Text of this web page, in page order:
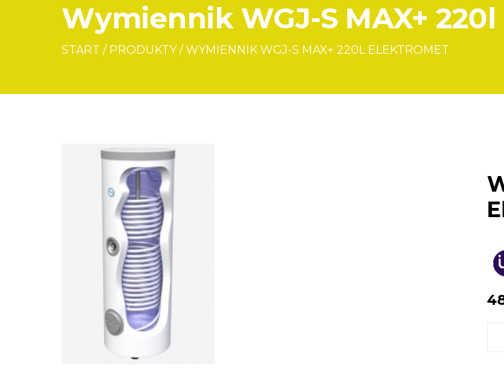
Wymiennik WGJ-S MAX+
START / PRODUKTY / WYMIENNIK WGJ-S MAX+ 220L ELEKTROMET